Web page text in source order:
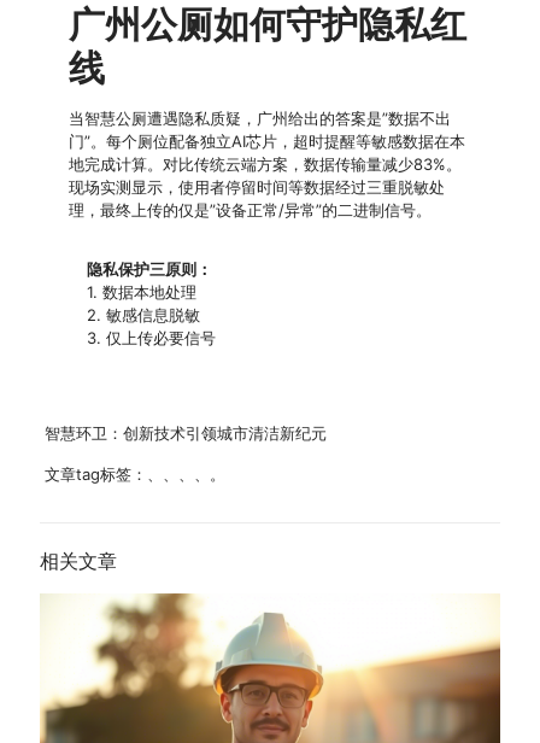
广州公厕如何守护隐私红
线
当智慧公厕遭遇隐私质疑，广州给出的答案是”数据不出
门”。每个厕位配备独立AI芯片，超时提醒等敏感数据在本
地完成计算。对比传统云端方案，数据传输量减少83%。
现场实测显示，使用者停留时间等数据经过三重脱敏处
理，最终上传的仅是”设备正常/异常”的二进制信号。
隐私保护三原则：
1. 数据本地处理
2. 敏感信息脱敏
3. 仅上传必要信号
智慧环卫：创新技术引领城市清洁新纪元
文章tag标签：、、、、。
相关文章